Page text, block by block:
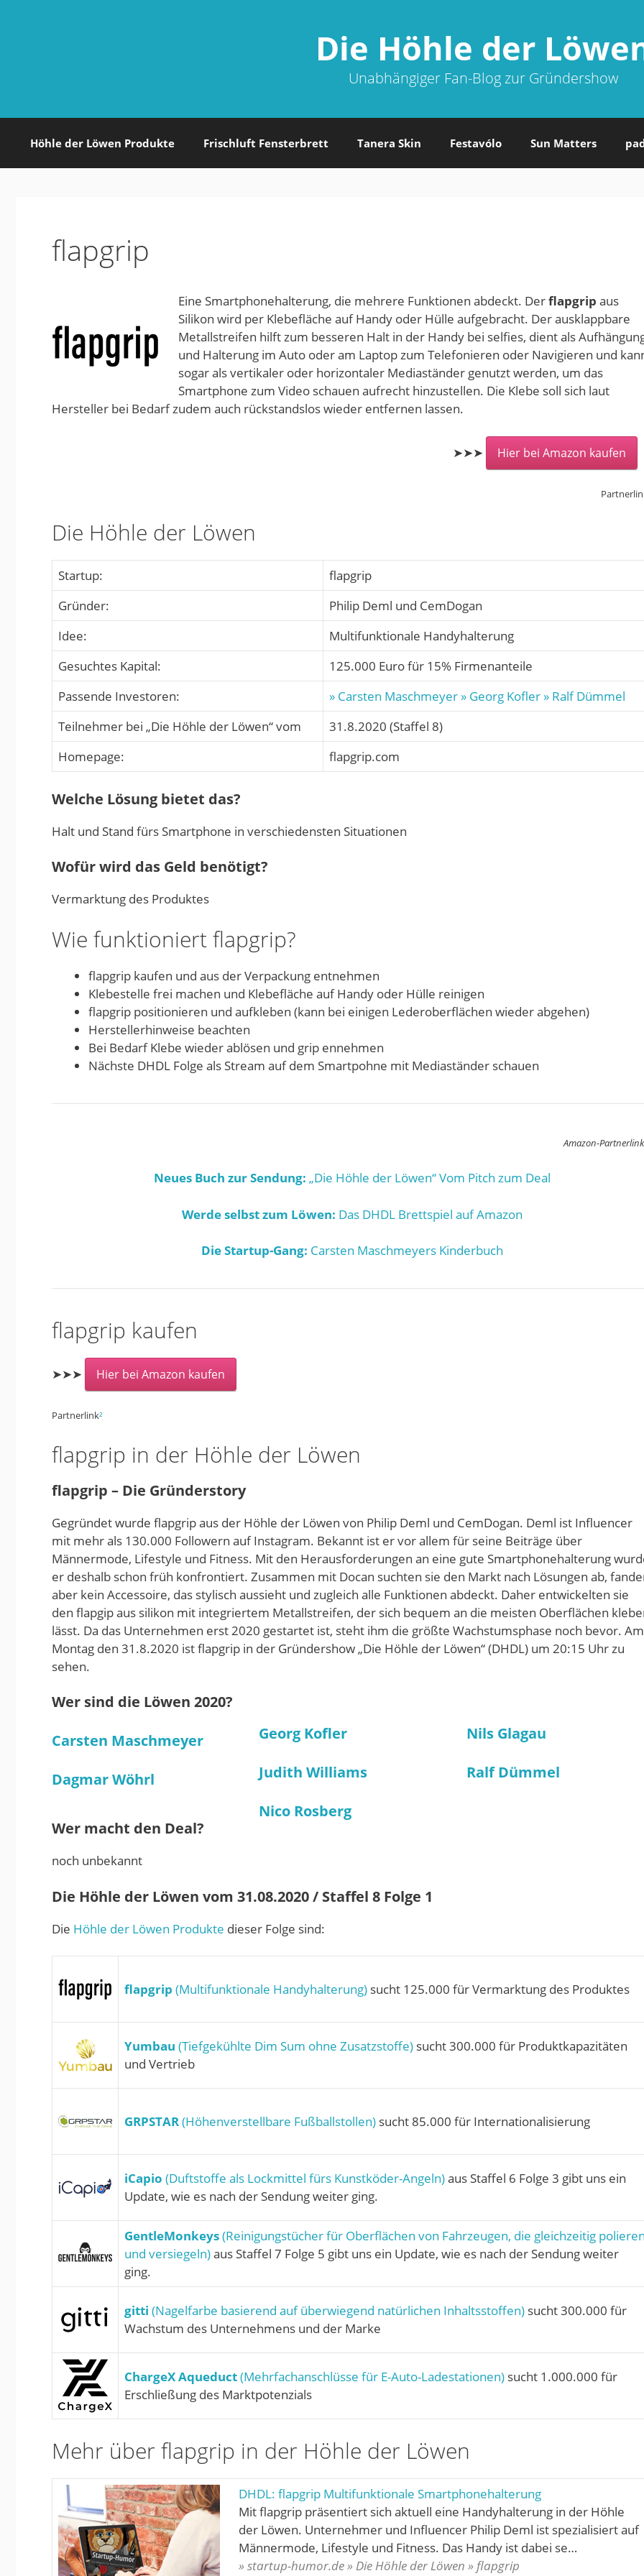
Die Höhle der
Unabhängiger Fan-Blog zur Gründershow
Höhle der Löwen Produkte Frischluft Fensterbrett Tanera Skin Festavólo Sun Matters
flapgrip
Eine Smartphonehalterung, die mehrere Funktionen abdeckt. Derflapgrip aus
Silikon wird per Klebefläche auf Handy oder Hülle aufgebracht. Der ausklappbare
Metallstreifen hilft zum besseren Halt in der Handy bei selfies, dient als
und Halterung im Auto oder am Laptop zum Telefonieren oder Navigieren und
sogar als vertikaler oder horizontaler Mediaständer genutzt werden, um das
Smartphone zum Video schauen aufrecht hinzustellen. Die Klebe soll sich laut
Hersteller bei Bedarf zudem auch rückstandslos wieder entfernen lassen.
➤➤➤ Hier bei Amazon kaufen
Die Höhle der Löwen
Startup:
flapgrip
Gründer:
Philip Deml und CemDogan
Idee:
Multifunktionale Handyhalterung
Gesuchtes Kapital:
125.000 Euro für 15% Firmenanteile
Passende Investoren:
» Carsten Maschmeyer » Georg Kofler » Ralf Dümmel
Teilnehmer bei „Die Höhle der Löwen“ vom
31.8.2020 (Staffel 8)
Homepage:
flapgrip.com
Welche Lösung bietet das?
Halt und Stand fürs Smartphone in verschiedensten Situationen
Wofür wird das Geld benötigt?
Vermarktung des Produktes
Wie funktioniert flapgrip?
flapgrip kaufen und aus der Verpackung entnehmen
Klebestelle frei machen und Klebefläche auf Handy oder Hülle reinigen
flapgrip positionieren und aufkleben (kann bei einigen Lederoberflächen wieder abgehen)
Herstellerhinweise beachten
Bei Bedarf Klebe wieder ablösen und grip ennehmen
Nächste DHDL Folge als Stream auf dem Smartpohne mit Mediaständer schauen
Amazon-
Neues Buch zur Sendung: „Die Höhle der Löwen“ Vom Pitch zum Deal
Werde selbst zum Löwen: Das DHDL Brettspiel auf Amazon
Die Startup-Gang: Carsten Maschmeyers Kinderbuch
flapgrip kaufen
➤➤➤ Hier bei Amazon kaufen
Partnerlink²
flapgrip in der Höhle der Löwen
flapgrip – Die Gründerstory
Gegründet wurde flapgrip aus der Höhle der Löwen von Philip Deml und CemDogan. Deml ist Influencer
mit mehr als 130.000 Followern auf Instagram. Bekannt ist er vor allem für seine Beiträge über
Männermode, Lifestyle und Fitness. Mit den Herausforderungen an eine gute Smartphonehalterung
er deshalb schon früh konfrontiert. Zusammen mit Docan suchten sie den Markt nach Lösungen ab,
aber kein Accessoire, das stylisch aussieht und zugleich alle Funktionen abdeckt. Daher entwickelten sie
den flapgip aus silikon mit integriertem Metallstreifen, der sich bequem an die meisten Oberflächen
lässt. Da das Unternehmen erst 2020 gestartet ist, steht ihm die größte Wachstumsphase noch bevor. Am
Montag den 31.8.2020 ist flapgrip in der Gründershow „Die Höhle der Löwen“ (DHDL) um 20:15 Uhr zu
sehen.
Wer sind die Löwen 2020?
Carsten Maschmeyer
Dagmar Wöhrl
Georg Kofler
Judith Williams
Nico Rosberg
Nils Glagau
Ralf Dümmel
Wer macht den Deal?
noch unbekannt
Die Höhle der Löwen vom 31.08.2020 / Staffel 8 Folge 1
Die Höhle der Löwen Produkte dieser Folge sind:
flapgrip (Multifunktionale Handyhalterung) sucht 125.000 für Vermarktung des Produktes
Yumbau (Tiefgekühlte Dim Sum ohne Zusatzstoffe) sucht 300.000 für Produktkapazitäten
und Vertrieb
GRPSTAR(Höhenverstellbare Fußballstollen) sucht 85.000 für Internationalisierung
iCapio (Duftstoffe als Lockmittel fürs Kunstköder-Angeln)aus Staffel 6 Folge 3 gibt uns ein
Update, wie es nach der Sendung weiter ging.
GentleMonkeys(Reinigungstücher für Oberflächen von Fahrzeugen, die gleichzeitig
und versiegeln)aus Staffel 7 Folge 5 gibt uns ein Update, wie es nach der Sendung weiter
ging.
gitti (Nagelfarbe basierend auf überwiegend natürlichen Inhaltsstoffen) sucht 300.000 für
Wachstum des Unternehmens und der Marke
ChargeX Aqueduct(Mehrfachanschlüsse für E-Auto-Ladestationen) sucht 1.000.000 für
Erschließung des Marktpotenzials
Mehr über flapgrip in der Höhle der Löwen
DHDL: flapgrip Multifunktionale Smartphonehalterung
Mit flapgrip präsentiert sich aktuell eine Handyhalterung in der Höhle
der Löwen. Unternehmer und Influencer Philip Deml ist spezialisiert auf
Männermode, Lifestyle und Fitness. Das Handy ist dabei se…
» startup-humor.de » Die Höhle der Löwen » flapgrip